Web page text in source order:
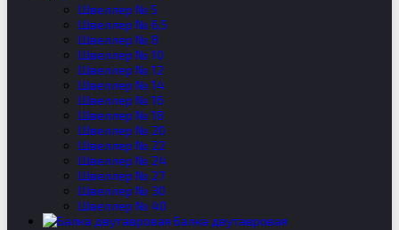
Швеллер № 5
Швеллер № 6,5
Швеллер № 8
Швеллер № 10
Швеллер № 12
Швеллер № 14
Швеллер № 16
Швеллер № 18
Швеллер № 20
Швеллер № 22
Швеллер № 24
Швеллер № 27
Швеллер № 30
Швеллер № 40
Балка двутавровая